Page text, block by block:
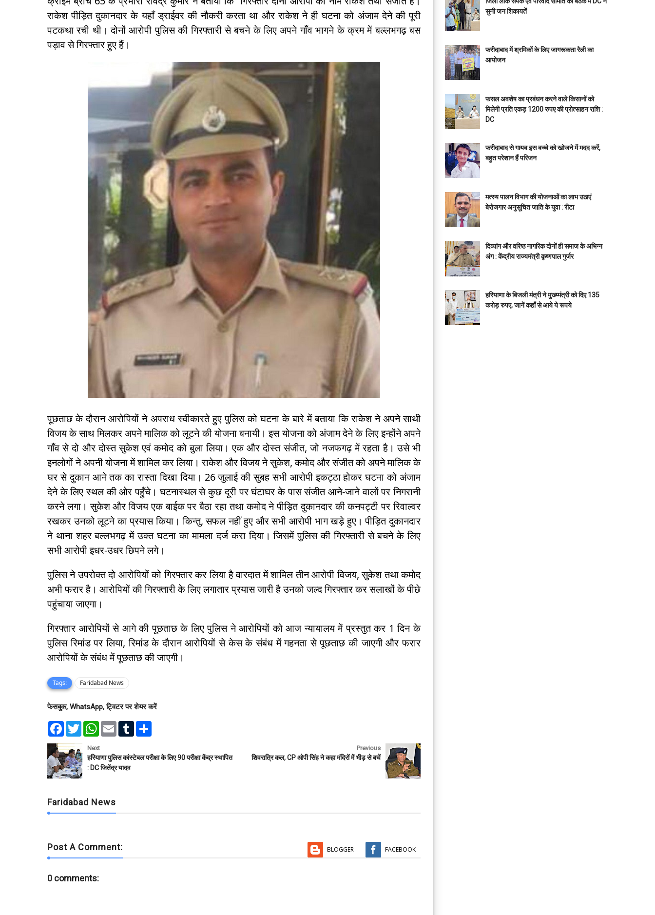
राकेश पीड़ित दुकानदार के यहाँ ड्राईवर की नौकरी करता था और राकेश ने ही घटना को अंजाम देने की पूरी
पटकथा रची थी। दोनों आरोपी पुलिस की गिरफ्तारी से बचने के लिए अपने गाँव भागने के क्रम में बल्लभगढ़ बस
पड़ाव से गिरफ्तार हुए हैं।
पूछताछ के दौरान आरोपियों ने अपराध स्वीकारते हुए पुलिस को घटना के बारे में बताया कि राकेश ने अपने साथी
विजय के साथ मिलकर अपने मालिक को लूटने की योजना बनायी। इस योजना को अंजाम देने के लिए इन्होंने अपने
गाँव से दो और दोस्त सुकेश एवं कमोद को बुला लिया। एक और दोस्त संजीत, जो नजफगढ़ में रहता है। उसे भी
इनलोगों ने अपनी योजना में शामिल कर लिया। राकेश और विजय ने सुकेश, कमोद और संजीत को अपने मालिक के
घर से दुकान आने तक का रास्ता दिखा दिया। 26 जुलाई की सुबह सभी आरोपी इकट्ठा होकर घटना को अंजाम
देने के लिए स्थल की ओर पहुँचे। घटनास्थल से कुछ दूरी पर घंटाघर के पास संजीत आने-जाने वालों पर निगरानी
करने लगा। सुकेश और विजय एक बाईक पर बैठा रहा तथा कमोद ने पीड़ित दुकानदार की कनपट्टी पर रिवाल्वर
रखकर उनको लूटने का प्रयास किया। किन्तु, सफल नहीं हुए और सभी आरोपी भाग खड़े हुए। पीड़ित दुकानदार
ने थाना शहर बल्लभगढ़ में उक्त घटना का मामला दर्ज करा दिया। जिसमें पुलिस की गिरफ्तारी से बचने के लिए
सभी आरोपी इधर-उधर छिपने लगे।
पुलिस ने उपरोक्त दो आरोपियों को गिरफ्तार कर लिया है वारदात में शामिल तीन आरोपी विजय, सुकेश तथा कमोद
अभी फरार है। आरोपियों की गिरफ्तारी के लिए लगातार प्रयास जारी है उनको जल्द गिरफ्तार कर सलाखों के पीछे
पहुंचाया जाएगा।
गिरफ्तार आरोपियों से आगे की पूछताछ के लिए पुलिस ने आरोपियों को आज न्यायालय में प्रस्तुत कर 1 दिन के
पुलिस रिमांड पर लिया, रिमांड के दौरान आरोपियों से केस के संबंध में गहनता से पूछताछ की जाएगी और फरार
आरोपियों के संबंध में पूछताछ की जाएगी।
Tags: Faridabad News
फेसबुक, WhatsApp, ट्विटर पर शेयर करें
F
e
b
o
o
k
T
w
t
e
r
W
t
s
A
p
E
l
T
l
e
Next
हरियाणा पुलिस कांस्टेबल परीक्षा के लिए 90 परीक्षा केंद्र स्थापित
: DC जितेंद्र यादव
Previous
शिवरात्रि कल, CP ओपी सिंह ने कहा मंदिरों में भीड़ से बचें
Faridabad News
Post A Comment: BLOGGER FACEBOOK
0 comments:
सुनी जन शिकायतें
फरीदाबाद में श्रमिकों के लिए जागरूकता रैली का
आयोजन
फसल अवशेष का प्रबंधन करने वाले किसानों को
मिलेगी प्रति एकड़ 1200 रुपए की प्रोत्साहन राशि :
DC
फरीदाबाद से गायब इस बच्चे को खोजने में मदद करें,
बहुत परेशान हैं परिजन
मत्स्य पालन विभाग की योजनाओं का लाभ उठाएं
बेरोजगार अनुसूचित जाति के युवा : रीटा
दिव्यांग और वरिष्ठ नागरिक दोनों ही समाज के अभिन्न
अंग : केंद्रीय राज्यमंत्री कृष्णपाल गुर्जर
हरियाणा के बिजली मंत्री ने मुख्य्मंत्री को दिए 135
करोड़ रुपए, जानें कहाँ से आये ये रूपये